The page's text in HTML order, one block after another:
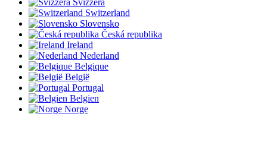
Switzerland
Slovensko
Česká republika
Ireland
Nederland
Belgique
België
Portugal
Belgien
Norge